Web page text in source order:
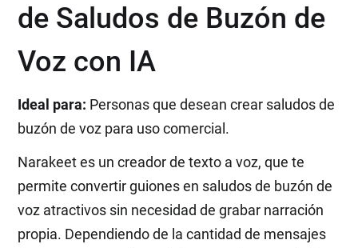
de Saludos de Buzón de
Voz con IA
Ideal para: Personas que desean crear saludos de
buzón de voz para uso comercial.
Narakeet es un creador de texto a voz, que te
permite convertir guiones en saludos de buzón de
voz atractivos sin necesidad de grabar narración
propia. Dependiendo de la cantidad de mensajes